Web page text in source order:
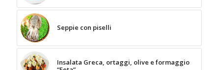
Seppie con piselli
Insalata Greca, ortaggi, olive e formaggio